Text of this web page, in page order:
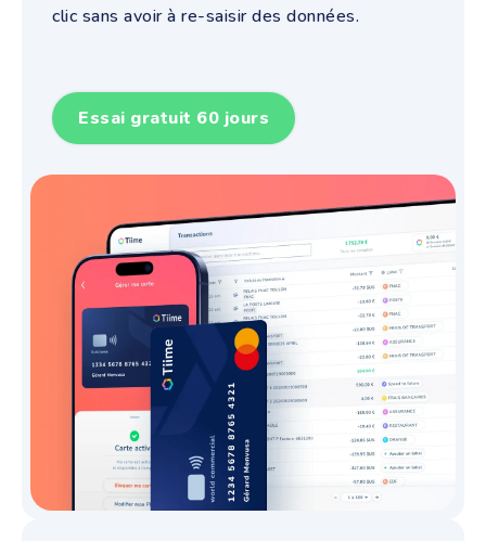
clic sans avoir à re-saisir des données.
Essai gratuit 60 jours